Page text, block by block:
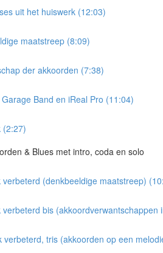
uit het huiswerk (12:03)
maatstreep (8:09)
der akkoorden (7:38)
Band en iReal Pro (11:04)
(2:27)
& Blues met intro, coda en solo
verbeterd (denkbeeldige maatstreep)
verbeterd bis (akkoordverwantschappen
verbeterd, tris (akkoorden op een